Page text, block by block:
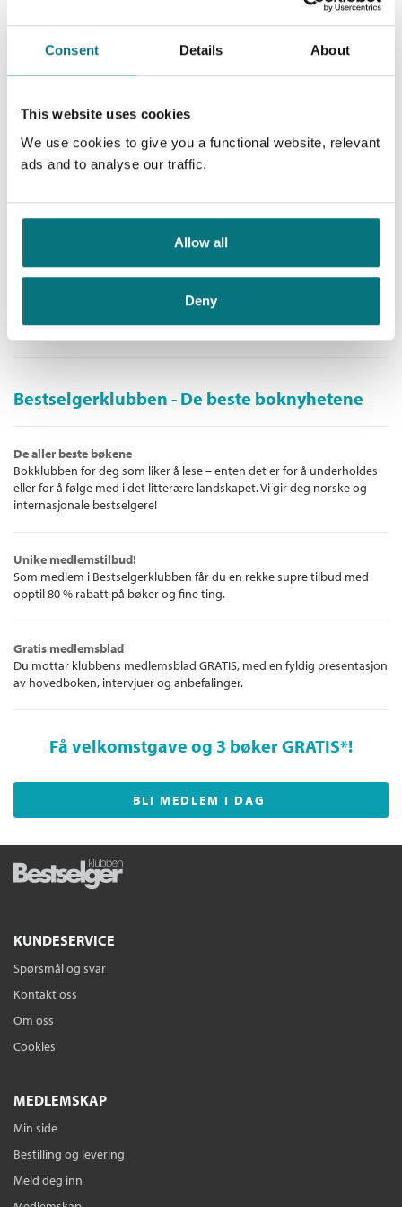
Consent Details About
This website uses cookies
We use cookies to give you a functional website, relevant
ads and to analyse our traffic.
Allow all
Deny
Deilig er jorden, merkverdig
Pris 399,–
Bestselgerklubben - De beste boknyhetene
De aller beste bøkene
Bokklubben for deg som liker å lese – enten det er for å underholdes
eller for å følge med i det litterære landskapet. Vi gir deg norske og
internasjonale bestselgere!
Unike medlemstilbud!
Som medlem i Bestselgerklubben får du en rekke supre tilbud med
opptil 80 % rabatt på bøker og fine ting.
Gratis medlemsblad
Du mottar klubbens medlemsblad GRATIS, med en fyldig presentasjon
av hovedboken, intervjuer og anbefalinger.
Få velkomstgave og 3 bøker GRATIS*!
BLI MEDLEM I DAG
KUNDESERVICE
Spørsmål og svar
Kontakt oss
Om oss
Cookies
MEDLEMSKAP
Min side
Bestilling og levering
Meld deg inn